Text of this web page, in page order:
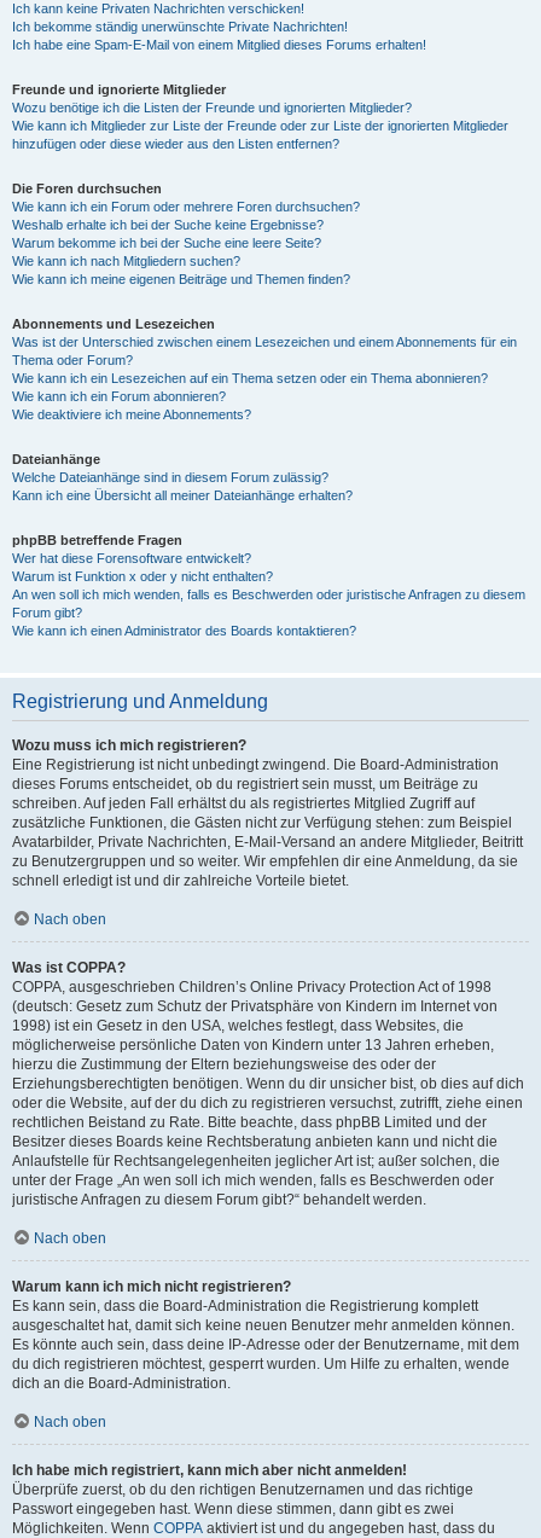
Ich kann keine Privaten Nachrichten verschicken!
Ich bekomme ständig unerwünschte Private Nachrichten!
Ich habe eine Spam-E-Mail von einem Mitglied dieses Forums erhalten!
Freunde und ignorierte Mitglieder
Wozu benötige ich die Listen der Freunde und ignorierten Mitglieder?
Wie kann ich Mitglieder zur Liste der Freunde oder zur Liste der ignorierten Mitglieder
hinzufügen oder diese wieder aus den Listen entfernen?
Die Foren durchsuchen
Wie kann ich ein Forum oder mehrere Foren durchsuchen?
Weshalb erhalte ich bei der Suche keine Ergebnisse?
Warum bekomme ich bei der Suche eine leere Seite?
Wie kann ich nach Mitgliedern suchen?
Wie kann ich meine eigenen Beiträge und Themen finden?
Abonnements und Lesezeichen
Was ist der Unterschied zwischen einem Lesezeichen und einem Abonnements für ein
Thema oder Forum?
Wie kann ich ein Lesezeichen auf ein Thema setzen oder ein Thema abonnieren?
Wie kann ich ein Forum abonnieren?
Wie deaktiviere ich meine Abonnements?
Dateianhänge
Welche Dateianhänge sind in diesem Forum zulässig?
Kann ich eine Übersicht all meiner Dateianhänge erhalten?
phpBB betreffende Fragen
Wer hat diese Forensoftware entwickelt?
Warum ist Funktion x oder y nicht enthalten?
An wen soll ich mich wenden, falls es Beschwerden oder juristische Anfragen zu diesem
Forum gibt?
Wie kann ich einen Administrator des Boards kontaktieren?
Registrierung und Anmeldung
Wozu muss ich mich registrieren?
Eine Registrierung ist nicht unbedingt zwingend. Die Board-Administration
dieses Forums entscheidet, ob du registriert sein musst, um Beiträge zu
schreiben. Auf jeden Fall erhältst du als registriertes Mitglied Zugriff auf
zusätzliche Funktionen, die Gästen nicht zur Verfügung stehen: zum Beispiel
Avatarbilder, Private Nachrichten, E-Mail-Versand an andere Mitglieder, Beitritt
zu Benutzergruppen und so weiter. Wir empfehlen dir eine Anmeldung, da sie
schnell erledigt ist und dir zahlreiche Vorteile bietet.
Nach oben
Was ist COPPA?
COPPA, ausgeschrieben Children’s Online Privacy Protection Act of 1998
(deutsch: Gesetz zum Schutz der Privatsphäre von Kindern im Internet von
1998) ist ein Gesetz in den USA, welches festlegt, dass Websites, die
möglicherweise persönliche Daten von Kindern unter 13 Jahren erheben,
hierzu die Zustimmung der Eltern beziehungsweise des oder der
Erziehungsberechtigten benötigen. Wenn du dir unsicher bist, ob dies auf dich
oder die Website, auf der du dich zu registrieren versuchst, zutrifft, ziehe einen
rechtlichen Beistand zu Rate. Bitte beachte, dass phpBB Limited und der
Besitzer dieses Boards keine Rechtsberatung anbieten kann und nicht die
Anlaufstelle für Rechtsangelegenheiten jeglicher Art ist; außer solchen, die
unter der Frage „An wen soll ich mich wenden, falls es Beschwerden oder
juristische Anfragen zu diesem Forum gibt?“ behandelt werden.
Nach oben
Warum kann ich mich nicht registrieren?
Es kann sein, dass die Board-Administration die Registrierung komplett
ausgeschaltet hat, damit sich keine neuen Benutzer mehr anmelden können.
Es könnte auch sein, dass deine IP-Adresse oder der Benutzername, mit dem
du dich registrieren möchtest, gesperrt wurden. Um Hilfe zu erhalten, wende
dich an die Board-Administration.
Nach oben
Ich habe mich registriert, kann mich aber nicht anmelden!
Überprüfe zuerst, ob du den richtigen Benutzernamen und das richtige
Passwort eingegeben hast. Wenn diese stimmen, dann gibt es zwei
Möglichkeiten. Wenn COPPA aktiviert ist und du angegeben hast, dass du